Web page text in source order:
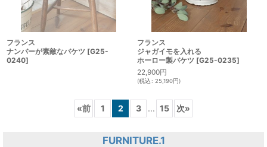
フランス
ナンバーが素敵なバケツ [G25-
0240]
フランス
ジャガイモを入れる
ホーロー製バケツ [G25-0235]
22,900円
(税込: 25,190円)
«前 1 2 3 ... 15 次»
FURNITURE.1